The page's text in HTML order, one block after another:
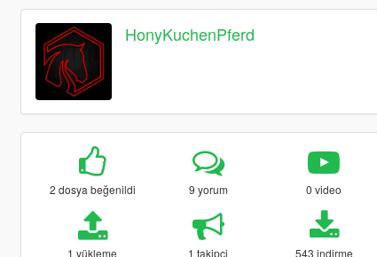
HonyKuchenPferd
2 dosya beğenildi 9 yorum 0 video
1 yükleme 1 takipçi 543 indirme